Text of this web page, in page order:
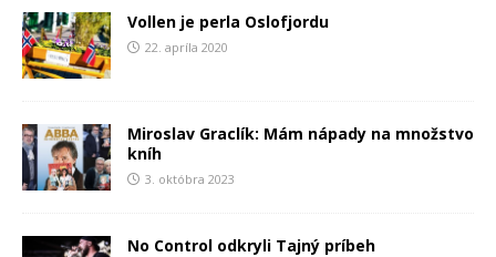
Vollen je perla Oslofjordu
22. apríla 2020
Miroslav Graclík: Mám nápady na množstvo
kníh
3. októbra 2023
No Control odkryli Tajný príbeh